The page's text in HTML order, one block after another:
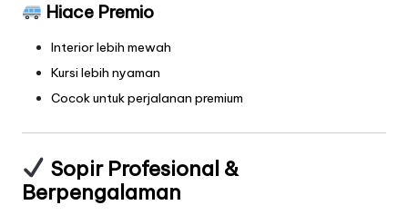
Hiace Premio
Interior lebih mewah
Kursi lebih nyaman
Cocok untuk perjalanan premium
Sopir Profesional &
Berpengalaman